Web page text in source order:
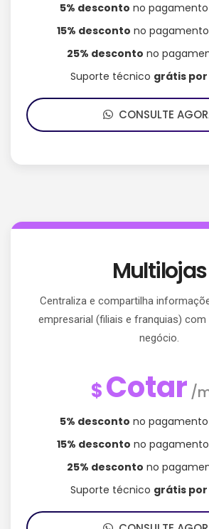
5% desconto no
15% desconto no
25% desconto no
Suporte técnico grátis por
CONSULTE
Multilojas
Centraliza e compartilha
empresarial (filiais e franquias)
negócio.
$Cotar /
5% desconto no
15% desconto no
25% desconto no
Suporte técnico grátis por